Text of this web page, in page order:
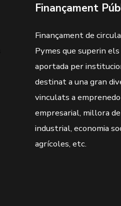
Finançament
Finançament de
Pymes que superin
aportada per
destinat a una gran
vinculats a
empresarial, millora
industrial, economia
agrícoles, etc.